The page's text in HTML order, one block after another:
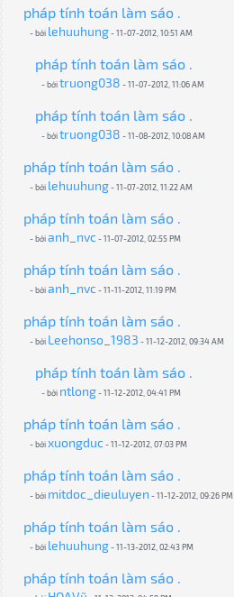
pháp tính toán làm sáo .
- bởi lehuuhung- 11-07-2012, 10:51 AM
pháp tính toán làm sáo .
- bởitruong038 - 11-07-2012, 11:06 AM
pháp tính toán làm sáo .
- bởitruong038 - 11-08-2012, 10:08 AM
pháp tính toán làm sáo .
- bởi lehuuhung- 11-07-2012, 11:22 AM
pháp tính toán làm sáo .
- bởianh_nvc- 11-07-2012, 02:55 PM
pháp tính toán làm sáo .
- bởianh_nvc- 11-11-2012, 11:19 PM
pháp tính toán làm sáo .
- bởi Leehonso_1983 - 11-12-2012, 09:34 AM
pháp tính toán làm sáo .
- bởi ntlong- 11-12-2012, 04:41 PM
pháp tính toán làm sáo .
- bởixuongduc- 11-12-2012, 07:03 PM
pháp tính toán làm sáo .
- bởi mitdoc_dieuluyen - 11-12-2012, 09:26 PM
pháp tính toán làm sáo .
- bởi lehuuhung- 11-13-2012, 02:43 PM
pháp tính toán làm sáo .